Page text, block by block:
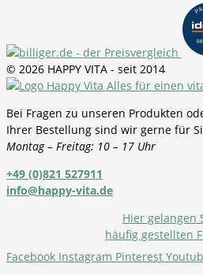
© 2026 HAPPY VITA - seit 2014
Bei Fragen zu unseren Produkten
Ihrer Bestellung sind wir gerne für
Montag – Freitag: 10 – 17 Uhr
+49 (0)821 527911
info@happy-vita.de
Hier gelangen
häufig gestellten
Facebook Instagram Pinterest